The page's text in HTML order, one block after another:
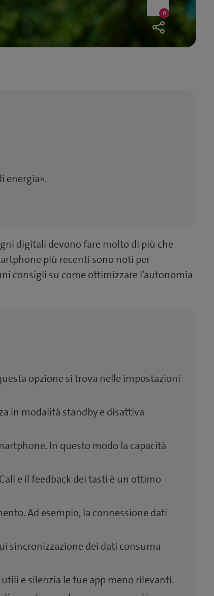
Like
00
likes
energia».
digitali devono fare molto di più che
più recenti sono noti per
consigli su come ottimizzare l’autonomia
opzione si trova nelle impostazioni
in modalità standby e disattiva
In questo modo la capacità
e il feedback dei tasti è un ottimo
Ad esempio, la connessione dati
sincronizzazione dei dati consuma
e silenzia le tue app meno rilevanti.